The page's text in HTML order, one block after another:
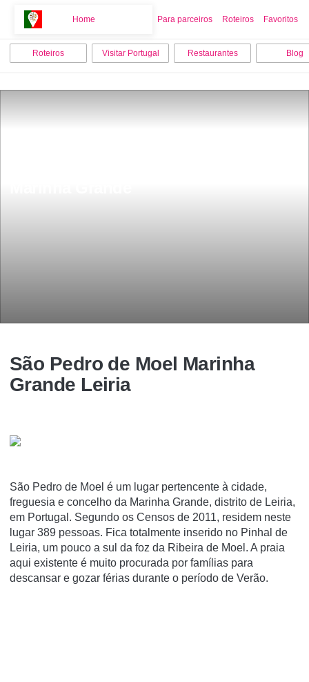
Home Para parceiros Roteiros Favoritos
Home
Roteiros Visitar Portugal Restaurantes Blog
São Pedro de Moel Marinha
Grande Leiria
São Pedro de Moel é um lugar pertencente à cidade,
freguesia e concelho da Marinha Grande, distrito de Leiria,
em Portugal. Segundo os Censos de 2011, residem neste
lugar 389 pessoas. Fica totalmente inserido no Pinhal de
Leiria, um pouco a sul da foz da Ribeira de Moel. A praia
aqui existente é muito procurada por famí­lias para
descansar e gozar férias durante o perí­odo de Verão.